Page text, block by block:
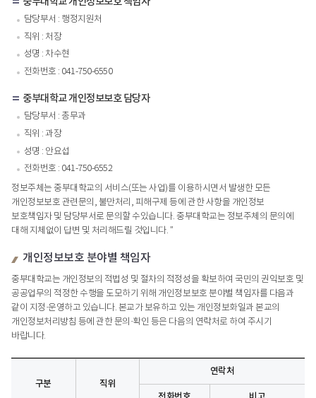
담당부서 : 행정지원처
직위 : 처장
성명 : 차수현
전화번호 : 041-750-6550
중부대학교 개인정보보호 담당자
담당부서 : 총무과
직위 : 과장
성명 : 안요섭
전화번호 : 041-750-6552
정보주체는 중부대학교의 서비스(또는 사업)를 이용하시면서 발생한 모든
개인정보보호 관련문의, 불만처리, 피해구제 등에 관한 사항을 개인정보
보호책임자 및 담당부서로 문의할 수있습니다. 중부대학교는 정보주체의 문의에
대해 지체없이 답변 및 처리해드릴 것입니다. "
개인정보보호 분야별 책임자
중부대학교는 개인정보의 적법성 및 절차의 적정성을 확보하여 국민의 권익보호 및
공공업무의 적정한 수행을 도모하기 위해 개인정보보호 분야별 책임자를 다음과
같이 지정·운영하고 있습니다. 본교가 보유하고 있는 개인정보화일과 본교의
개인정보처리방침 등에 관한 문의·확인 등은 다음의 연락처로 하여 주시기
바랍니다.
구분 직위
연락처